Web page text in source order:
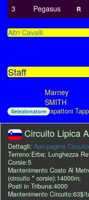
3 Pegasus R
Altri Cavalli
Staff
Marney
SMITH
SelezionatoreTrapattoni
Circuito Lipica
Dettagli: Apri pagina Circuito
Terreno:Erba; Lunghezza
Corsie:5
Mantenimento Costo Al
(circuito * corsie):14000m;
Posti in Tribuna:4000
Mantenimento Circuito:63$/